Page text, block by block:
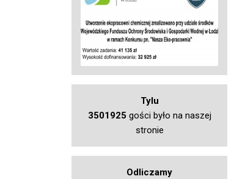
Tylu
3501925 gości było na naszej
stronie
Odliczamy